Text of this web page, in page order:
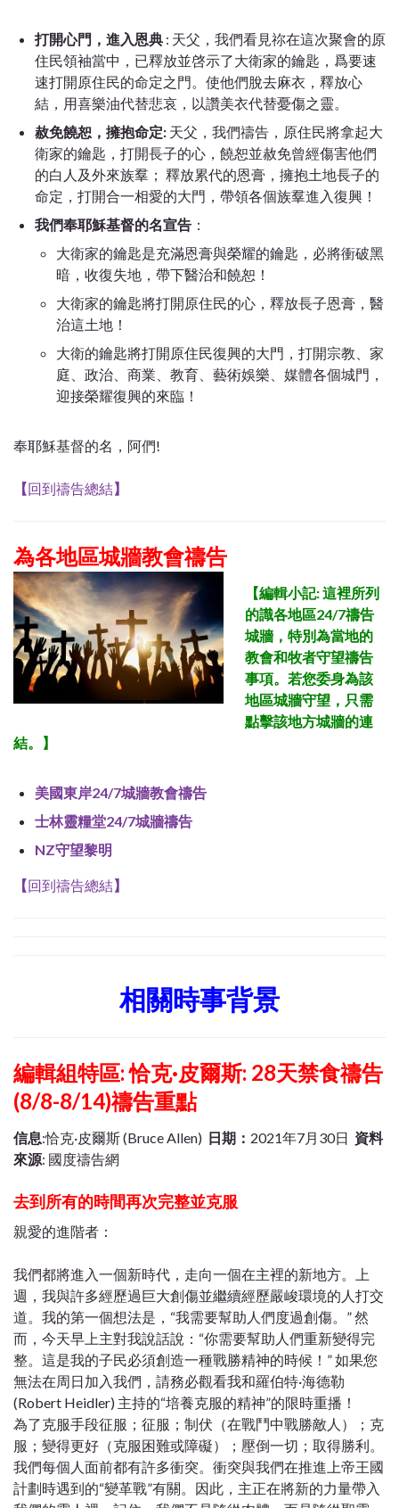
打開心門，進入恩典 : 天父，我們看見祢在這次聚會的原
住民領袖當中，已釋放並啓示了大衛家的鑰匙，爲要速
速打開原住民的命定之門。使他們脫去麻衣，釋放心
結，用喜樂油代替悲哀，以讚美衣代替憂傷之靈。
赦免饒恕，擁抱命定: 天父，我們禱告，原住民將拿起大
衛家的鑰匙，打開長子的心，饒恕並赦免曾經傷害他們
的白人及外來族羣； 釋放累代的恩膏，擁抱土地長子的
命定，打開合一相愛的大門，帶領各個族羣進入復興！
我們奉耶穌基督的名宣告 ：
大衛家的鑰匙是充滿恩膏與榮耀的鑰匙，必將衝破黑
暗，收復失地，帶下醫治和饒恕！
大衛家的鑰匙將打開原住民的心，釋放長子恩膏，醫
治這土地！
大衛的鑰匙將打開原住民復興的大門，打開宗教、家
庭、政治、商業、教育、藝術娛樂、媒體各個城門，
迎接榮耀復興的來臨！
奉耶穌基督的名，阿們!
【回到禱告總結】
為各地區城牆教會禱告
【編輯小記: 這裡所列
的識各地區24/7禱告
城牆，特別為當地的
教會和牧者守望禱告
事項。若您委身為該
地區城牆守望，只需
點擊該地方城牆的連
結。
】
美國東岸24/7城牆教會禱告
士林靈糧堂24/7城牆禱告
NZ守望黎明
【回到禱告總結】
相關時事背景
編輯組特區: 恰克·皮爾斯: 28天禁食禱告
(8/8-8/14)禱告重點
信息:恰克·皮爾斯 (Bruce Allen) 日期： 2021年7月30日 資料
來源: 國度禱告網
去到所有的時間再次完整並克服
親愛的進階者：
我們都將進入一個新時代，走向一個在主裡的新地方。上
週，我與許多經歷過巨大創傷並繼續經歷嚴峻環境的人打交
道。我的第一個想法是，“我需要幫助人們度過創傷。” 然
而，今天早上主對我說話說：“你需要幫助人們重新變得完
整。這是我的子民必須創造一種戰勝精神的時候！” 如果您
無法在周日加入我們，請務必觀看我和羅伯特·海德勒
(Robert Heidler) 主持的“培養克服的精神”的限時重播！
為了克服手段征服；征服；制伏（在戰鬥中戰勝敵人）；克
服；變得更好（克服困難或障礙）；壓倒一切；取得勝利。
我們每個人面前都有許多衝突。衝突與我們在推進上帝王國
計劃時遇到的“變革戰”有關。因此，主正在將新的力量帶入